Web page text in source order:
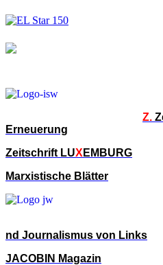
Z.
Erneuerung
Zeitschrift LUX EMBURG
Marxistische Blätter
nd Journalismus von Links
JACOBIN Magazin